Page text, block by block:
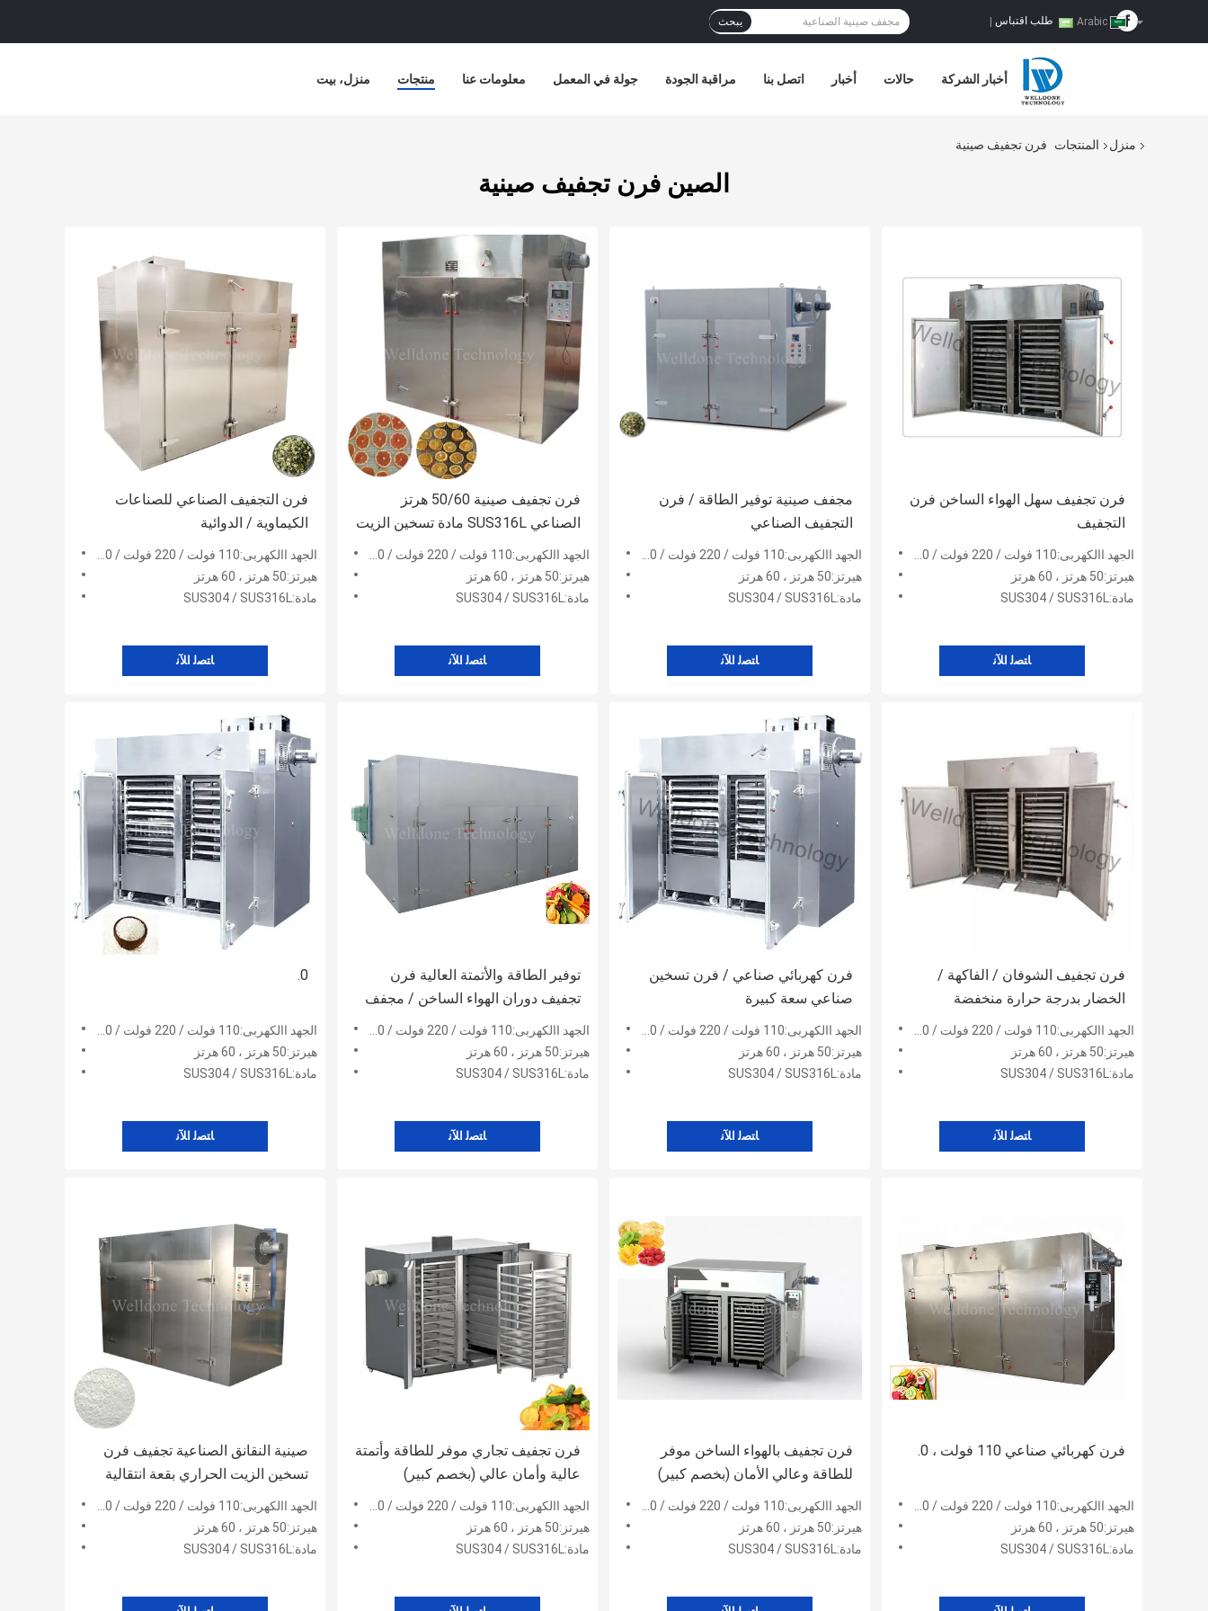
طلب اقتباس يبحث
منزل، بيت منتجات معلومات عنا جولة في المعمل مراقبة الجودة اتصل بنا أخبار حالات أخبار الشركة
منزل المنتجات فرن تجفيف صينية
الصين فرن تجفيف صينية
فرن التجفيف الصناعي للصناعات
الكيماوية / الدوائية
الجهد االكهربى:110 فولت / 220 فولت / 380 فولت / 415 فولت / 480 فولت
هيرتز:50 هرتز ، 60 هرتز
مادة:SUS304 / SUS316L
ﺎﺘﺼﻟ ﺍﻶﻧ
فرن تجفيف صينية 50/60 هرتز
الصناعي SUS316L مادة تسخين الزيت
الحراري
الجهد االكهربى:110 فولت / 220 فولت / 380 فولت / 415 فولت / 480 فولت
هيرتز:50 هرتز ، 60 هرتز
مادة:SUS304 / SUS316L
ﺎﺘﺼﻟ ﺍﻶﻧ
مجفف صينية توفير الطاقة / فرن
التجفيف الصناعي
الجهد االكهربى:110 فولت / 220 فولت / 380 فولت / 415 فولت / 480 فولت
هيرتز:50 هرتز ، 60 هرتز
مادة:SUS304 / SUS316L
ﺎﺘﺼﻟ ﺍﻶﻧ
فرن تجفيف سهل الهواء الساخن فرن
التجفيف
الجهد االكهربى:110 فولت / 220 فولت / 380 فولت / 415 فولت / 480 فولت
هيرتز:50 هرتز ، 60 هرتز
مادة:SUS304 / SUS316L
ﺎﺘﺼﻟ ﺍﻶﻧ
0.
الجهد االكهربى:110 فولت / 220 فولت / 380 فولت / 415 فولت / 480 فولت
هيرتز:50 هرتز ، 60 هرتز
مادة:SUS304 / SUS316L
ﺎﺘﺼﻟ ﺍﻶﻧ
توفير الطاقة والأتمتة العالية فرن
تجفيف دوران الهواء الساخن / مجفف
صينية البيض
الجهد االكهربى:110 فولت / 220 فولت / 380 فولت / 415 فولت / 480 فولت
هيرتز:50 هرتز ، 60 هرتز
مادة:SUS304 / SUS316L
ﺎﺘﺼﻟ ﺍﻶﻧ
فرن كهربائي صناعي / فرن تسخين
صناعي سعة كبيرة
الجهد االكهربى:110 فولت / 220 فولت / 380 فولت / 415 فولت / 480 فولت
هيرتز:50 هرتز ، 60 هرتز
مادة:SUS304 / SUS316L
ﺎﺘﺼﻟ ﺍﻶﻧ
فرن تجفيف الشوفان / الفاكهة /
الخضار بدرجة حرارة منخفضة
الجهد االكهربى:110 فولت / 220 فولت / 380 فولت / 415 فولت / 480 فولت
هيرتز:50 هرتز ، 60 هرتز
مادة:SUS304 / SUS316L
ﺎﺘﺼﻟ ﺍﻶﻧ
صينية النقانق الصناعية تجفيف فرن
تسخين الزيت الحراري بقعة انتقالية
الجهد االكهربى:110 فولت / 220 فولت / 380 فولت / 415 فولت / 480 فولت
هيرتز:50 هرتز ، 60 هرتز
مادة:SUS304 / SUS316L
فرن تجفيف تجاري موفر للطاقة وأتمتة
عالية وأمان عالي (بخصم كبير)
الجهد االكهربى:110 فولت / 220 فولت / 380 فولت / 415 فولت / 480 فولت
هيرتز:50 هرتز ، 60 هرتز
مادة:SUS304 / SUS316L
فرن تجفيف بالهواء الساخن موفر
للطاقة وعالي الأمان (بخصم كبير)
الجهد االكهربى:110 فولت / 220 فولت / 380 فولت / 415 فولت / 480 فولت
هيرتز:50 هرتز ، 60 هرتز
مادة:SUS304 / SUS316L
فرن كهربائي صناعي 110 فولت ، 0.
الجهد االكهربى:110 فولت / 220 فولت / 380 فولت / 415 فولت / 480 فولت
هيرتز:50 هرتز ، 60 هرتز
مادة:SUS304 / SUS316L